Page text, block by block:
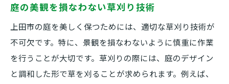
庭の美観を損なわない草刈り技術
上田市の庭を美しく保つためには、適切な草刈り技術が
不可欠です。特に、景観を損なわないように慎重に作業
を行うことが大切です。草刈りの際には、庭のデザイン
と調和した形で草を刈ることが求められます。例えば、